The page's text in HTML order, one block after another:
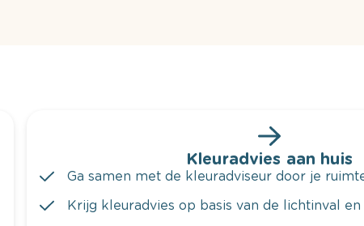
Kleuradvies aan huis
Ga samen met de kleuradviseur door je
Krijg kleuradvies op basis van de lichtinval en